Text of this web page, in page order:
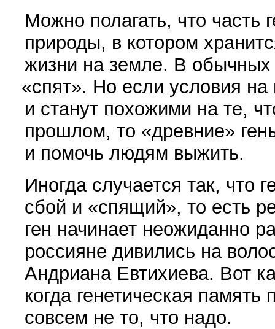
Можно полагать, что
природы, в котором
жизни на земле. В обычных
«спят». Но если условия на
и станут похожими на те,
прошлом, то «древние»
и помочь людям выжить.
Иногда случается так, что
сбой и «спящий», то есть
ген начинает неожиданно
россияне дивились на
Андриана Евтихиева. Вот
когда генетическая память
совсем не то, что надо.